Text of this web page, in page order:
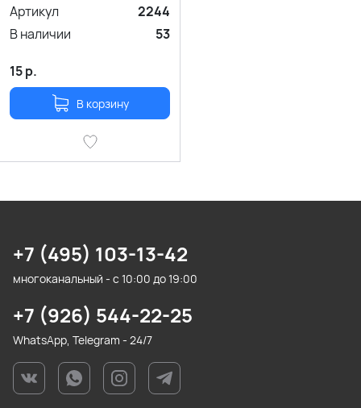
Артикул
2244
В наличии
53
15р.
В корзину
+7 (495) 103-13-42
многоканальный - с 10:00 до 19:00
+7 (926) 544-22-25
WhatsApp, Telegram - 24/7